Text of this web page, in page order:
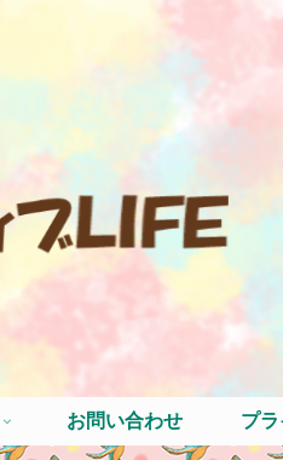
お問い合わせ プ